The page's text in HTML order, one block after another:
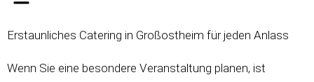
Erstaunliches Catering in Großostheim für jeden Anlass
Wenn Sie eine besondere Veranstaltung planen, ist